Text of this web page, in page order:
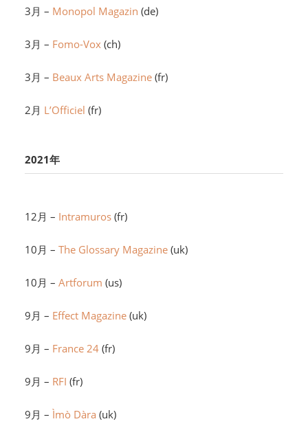
3月 – Monopol Magazin (de)
3月 – Fomo-Vox(ch)
3月 – Beaux Arts Magazine(fr)
2月 L’Officiel (fr)
2021年
12月 – Intramuros(fr)
10月 – The Glossary Magazine(uk)
10月 – Artforum (us)
9月 – Effect Magazine(uk)
9月 – France 24(fr)
9月 – RFI (fr)
9月 – Ìmò Dàra (uk)